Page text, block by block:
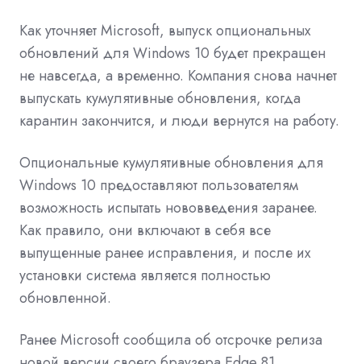
Как уточняет Microsoft, выпуск опциональных
обновлений для Windows 10 будет прекращен
не навсегда, а временно. Компания снова начнет
выпускать кумулятивные обновления, когда
карантин закончится, и люди вернутся на работу.
Опциональные кумулятивные обновления для
Windows 10 предоставляют пользователям
возможность испытать нововведения заранее.
Как правило, они включают в себя все
выпущенные ранее исправления, и после их
установки система является полностью
обновленной.
Ранее Microsoftсообщила об отсрочке релиза